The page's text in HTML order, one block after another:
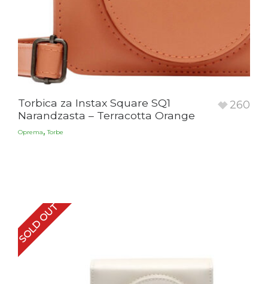
Torbica za Instax Square SQ1
Narandzasta – Terracotta Orange
Oprema,Torbe
260
SOLD OUT